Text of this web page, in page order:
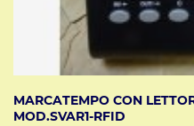
MARCATEMPO CON
MOD.SVAR1-RFID